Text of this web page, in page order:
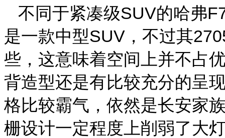
不同于紧凑级SUV的哈弗
是一款中型SUV，不过其
些，这意味着空间上并不占
背造型还是有比较充分的呈
格比较霸气，依然是长安家
栅设计一定程度上削弱了大